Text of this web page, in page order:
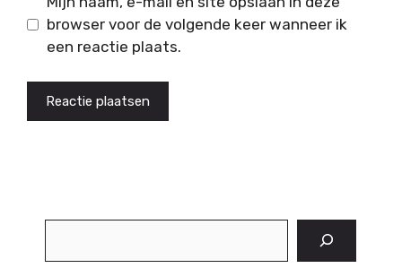
browser voor de volgende keer wanneer ik
een reactie plaats.